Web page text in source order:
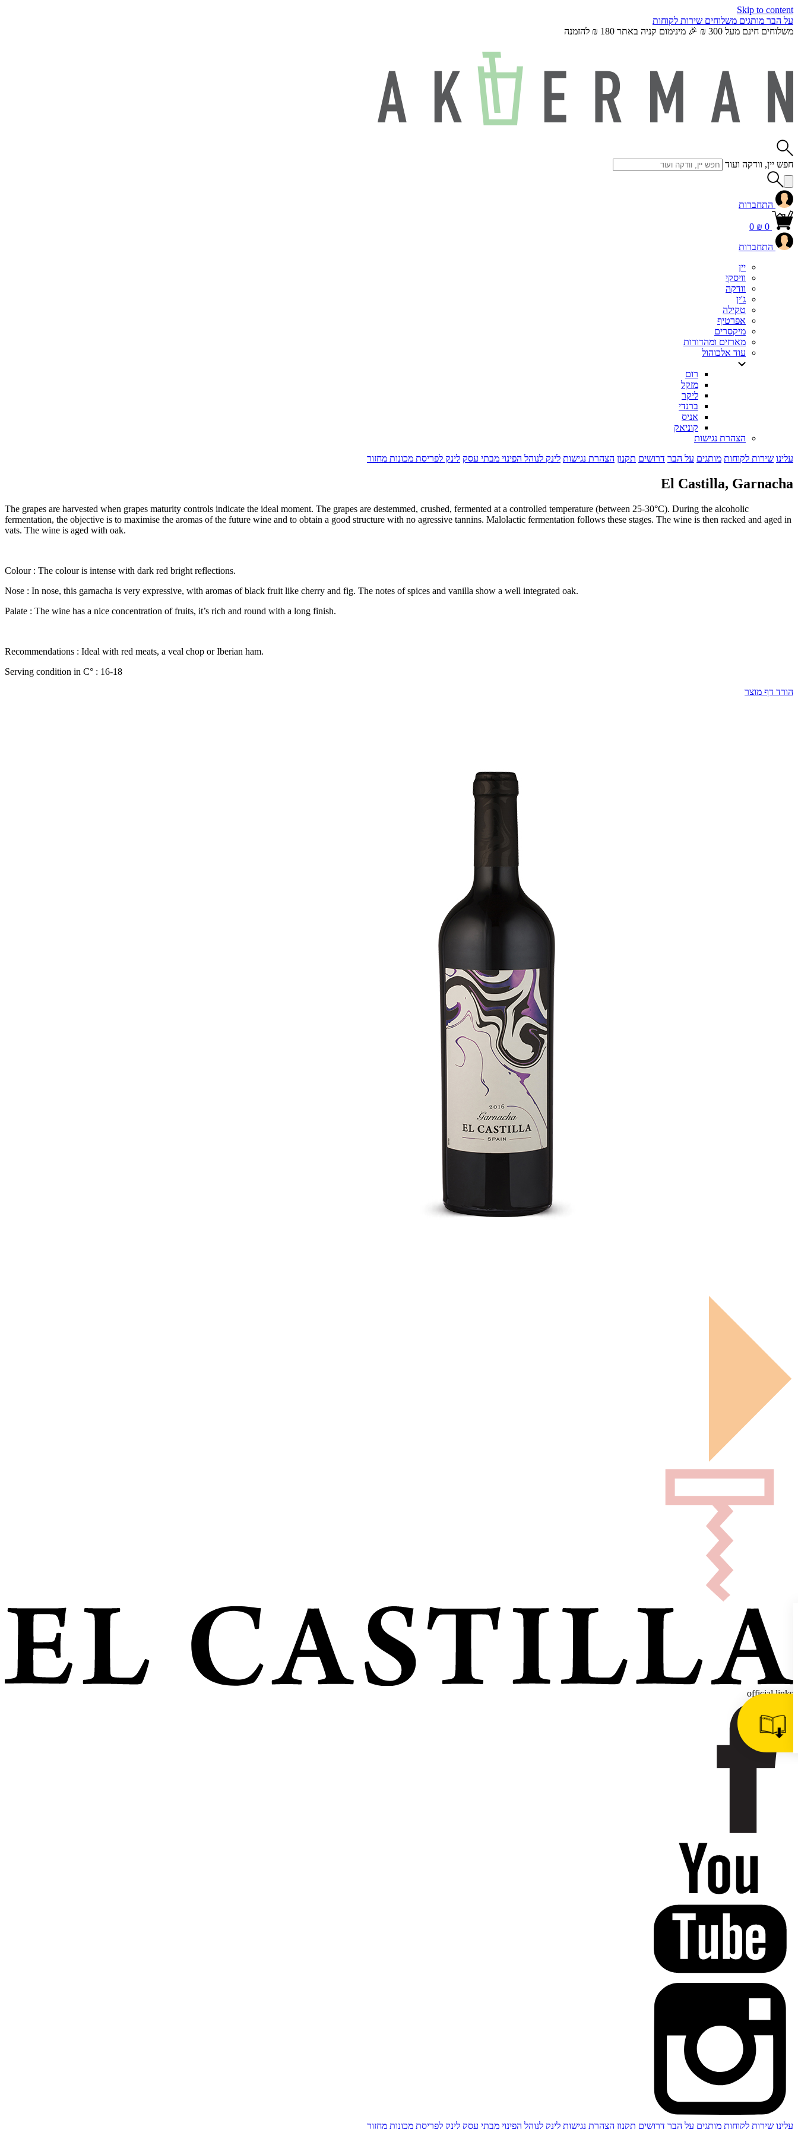
Skip to content
על הבר מותגים משלוחים שירות לקוחות
משלוחים חינם מעל 300 ₪ 🎉 מינימום קניה באתר 180 ₪ להזמנה
חפש יין, וודקה ועוד
התחברות
0
0 ₪
התחברות
יין
וויסקי
וודקה
ג'ין
טקילה
אפרטיף
מיקסרים
מארזים ומהדורות
עוד אלכוהול
רום
מזקל
ליקר
ברנדי
אניס
קוניאק
הצהרת נגישות
עלינו שירות לקוחות מותגים על הבר דרושים תקנון הצהרת נגישות לינק לנוהל הפינוי מבתי עסק לינק לפריסת מכונות מחזור
El Castilla, Garnacha
The grapes are harvested when grapes maturity controls indicate the ideal moment. The grapes are destemmed, crushed, fermented at a controlled temperature (between 25-30°C). During the alcoholic
fermentation, the objective is to maximise the aromas of the future wine and to obtain a good structure with no agressive tannins. Malolactic fermentation follows these stages. The wine is then racked and aged in
vats. The wine is aged with oak.
Colour : The colour is intense with dark red bright reflections.
Nose : In nose, this garnacha is very expressive, with aromas of black fruit like cherry and fig. The notes of spices and vanilla show a well integrated oak.
Palate : The wine has a nice concentration of fruits, it’s rich and round with a long finish.
Recommendations : Ideal with red meats, a veal chop or Iberian ham.
Serving condition in C° : 16-18
הורד דף מוצר
official links
עלינו שירות לקוחות מותגים על הבר דרושים תקנון הצהרת נגישות לינק לנוהל הפינוי מבתי עסק לינק לפריסת מכונות מחזור